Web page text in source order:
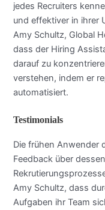
jedes Recruiters
und effektiver in ihrer
Amy Schultz, Global
dass der Hiring
darauf zu
verstehen, indem er
automatisiert.
Testimonials
Die frühen Anwender
Feedback über
Amy Schultz, dass
Aufgaben ihr Team